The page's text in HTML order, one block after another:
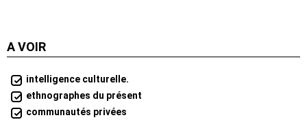
A VOIR
intelligence culturelle.
ethnographes du présent
communautés privées